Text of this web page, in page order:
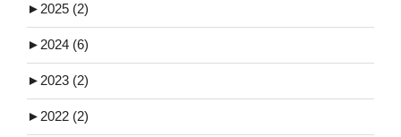
► 2025 (2)
► 2024 (6)
► 2023 (2)
► 2022 (2)